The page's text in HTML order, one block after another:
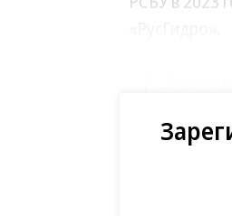
компании в